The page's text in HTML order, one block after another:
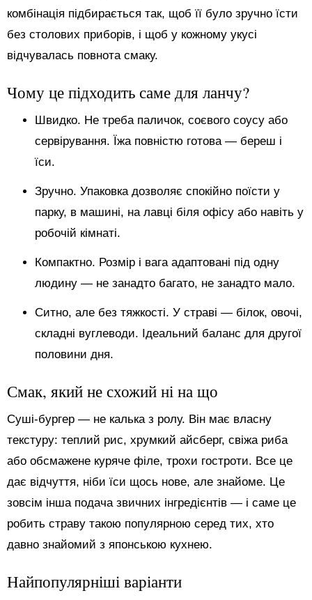
комбінація підбирається так, щоб її було зручно їсти
без столових приборів, і щоб у кожному укусі
відчувалась повнота смаку.
Чому це підходить саме для ланчу?
Швидко. Не треба паличок, соєвого соусу або
сервірування. Їжа повністю готова — береш і
їси.
Зручно. Упаковка дозволяє спокійно поїсти у
парку, в машині, на лавці біля офісу або навіть у
робочій кімнаті.
Компактно. Розмір і вага адаптовані під одну
людину — не занадто багато, не занадто мало.
Ситно, але без тяжкості. У страві — білок, овочі,
складні вуглеводи. Ідеальний баланс для другої
половини дня.
Смак, який не схожий ні на що
Суші-бургер — не калька з ролу. Він має власну
текстуру: теплий рис, хрумкий айсберг, свіжа риба
або обсмажене куряче філе, трохи гостроти. Все це
дає відчуття, ніби їси щось нове, але знайоме. Це
зовсім інша подача звичних інгредієнтів — і саме це
робить страву такою популярною серед тих, хто
давно знайомий з японською кухнею.
Найпопулярніші варіанти